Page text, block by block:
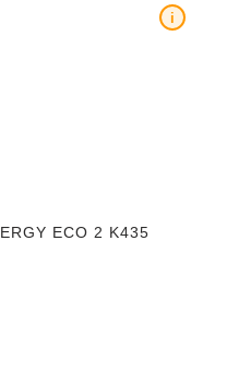
ECO 2 K435
i